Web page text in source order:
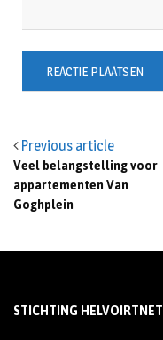
Previous article
Veel belangstelling voor
appartementen Van
Goghplein
STICHTING HELVOIRTNET